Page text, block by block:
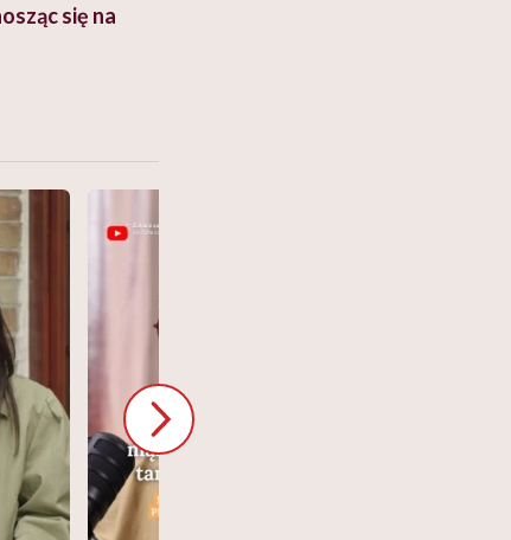
się na